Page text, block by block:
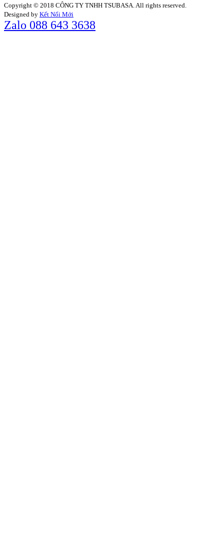
Copyright © 2018 CÔNG TY TNHH TSUBASA. All rights reserved.
Designed by Kết Nối Mới
Zalo 088 643 3638